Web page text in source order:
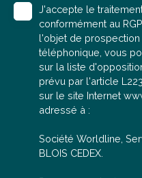
J'accepte le
conformément au
l'objet de
téléphonique, vous
sur la liste
prévu par l'article
sur le site Internet
adressé à :
Société Worldline,
BLOIS CEDEX.